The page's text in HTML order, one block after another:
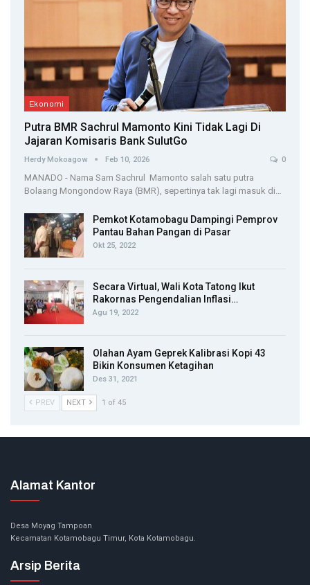
Ekonomi
Putra BMR Sachrul Mamonto Kini Tidak Lagi Di
Jajaran Komisaris Bank SulutGo
Herdy Mokoagow Feb 10, 2026 0
MANADO - Nama Sam Sachrul Mamonto salah satu putra
Bolaang Mongondow Raya (BMR), sepertinya tak lagi masuk di…
Pemkot Kotamobagu Dampingi Pemprov
Pantau Bahan Pangan di Pasar
Okt 25, 2022
Secara Virtual, Wali Kota Tatong Ikut
Rakornas Pengendalian Inflasi…
Agu 19, 2022
Olahan Ayam Geprek Kalibrasi Kopi 43
Bikin Konsumen Ketagihan
Des 31, 2021
PREV NEXT 1 of 45
Alamat Kantor
Desa Moyag Tampoan
Kecamatan Kotamobagu Timur, Kota Kotamobagu.
Arsip Berita